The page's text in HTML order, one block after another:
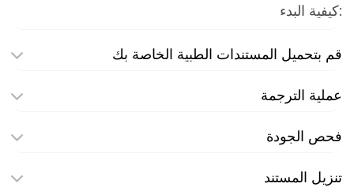
كيفية البدء:
قم بتحميل المستندات الطبية الخاصة بك
عملية الترجمة
فحص الجودة
تنزيل المستند